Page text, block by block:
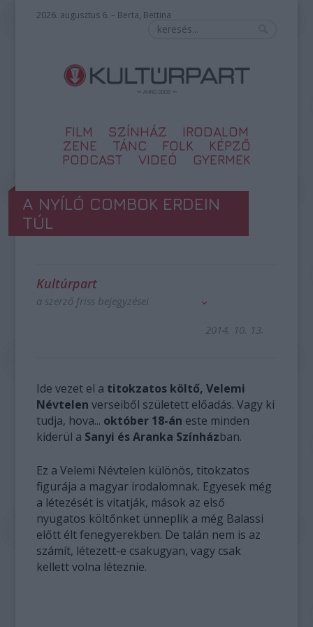
2026. augusztus 6. – Berta, Bettina
FILM SZÍNHÁZ
IRODALOM
ZENE
TÁNC FOLK
KÉPZŐ
PODCAST
VIDEÓ GYERMEK
A NYÍLÓ COMBOK ERDEIN
TÚL
Kultúrpart
a szerző friss bejegyzései
2014. 10. 13.
Ide vezet el a titokzatos költő, Velemi
Névtelenverseiből született előadás. Vagy ki
tudja, hova... október 18-án este minden
kiderül a Sanyi és Aranka Színházban.
Ez a Velemi Névtelen különös, titokzatos
figurája a magyar irodalomnak. Egyesek még
a létezését is vitatják, mások az első
nyugatos költőnket ünneplik a még Balassi
előtt élt fenegyerekben. De talán nem is az
számít, létezett-e csakugyan, vagy csak
kellett volna léteznie.